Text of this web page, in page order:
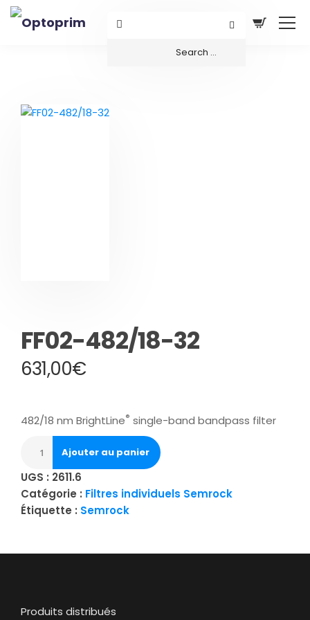
FF02-482/18-32
631,00€
482/18 nm BrightLine® single-band bandpass filter
Ajouter au panier
UGS : 2611.6
Catégorie : Filtres individuels Semrock
Étiquette : Semrock
Produits distribués